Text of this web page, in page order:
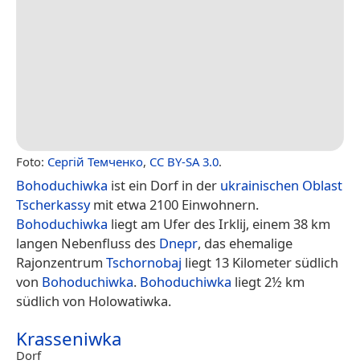
Foto: Сергій Темченко, CC BY-SA 3.0.
Bohoduchiwka ist ein Dorf in der ukrainischen Oblast
Tscherkassymit etwa 2100 Einwohnern.
Bohoduchiwka liegt am Ufer des Irklij, einem 38 km
langen Nebenfluss des Dnepr, das ehemalige
Rajonzentrum Tschornobaj liegt 13 Kilometer südlich
von Bohoduchiwka. Bohoduchiwka liegt 2½ km
südlich von Holowatiwka.
Krasseniwka
Dorf